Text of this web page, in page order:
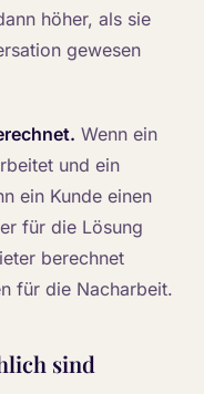
höher, als sie
gewesen
Wenn ein
und ein
ein Kunde einen
für die Lösung
berechnet
für die Nacharbeit.
sind